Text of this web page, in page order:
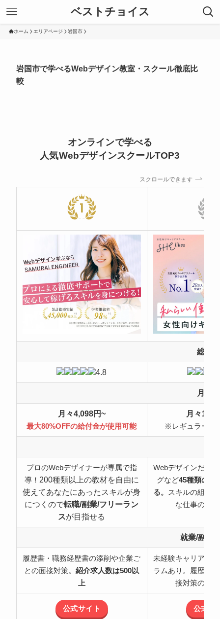
ベストチョイス
ホーム エリアページ 岩国市
岩国市で学べるWebデザイン教室・スクール徹底比
較
オンラインで学べる
人気WebデザインスクールTOP3
スクロールできます
総合
4.8
月額
月々4,098円~
最大80%OFFの給付金が使用可能
月々
※レギュラープ
プロのWebデザイナーが専属で指
導！ 200種類以上の教材を自由に
使えてあなたにあったスキルが身
につくので転職/副業/フリーラン
スが目指せる
Webデザインだけ
グなど45種類の職
る。 スキルの組み
な仕事の可
就業/副業
履歴書・職務経歴書の添削や企業ご
との面接対策。紹介求人数は500以
上
未経験キャリアチ
ラムあり。履歴書
接対策のサ
公式サイト 公式サ